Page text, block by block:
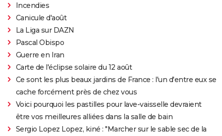
Incendies
Canicule d'août
La Liga sur DAZN
Pascal Obispo
Guerre en Iran
Carte de l'éclipse solaire du 12 août
Ce sont les plus beaux jardins de France : l'un d'entre eux se
cache forcément près de chez vous
Voici pourquoi les pastilles pour lave-vaisselle devraient
être vos meilleures alliées dans la salle de bain
Sergio Lopez Lopez, kiné : "Marcher sur le sable sec de la